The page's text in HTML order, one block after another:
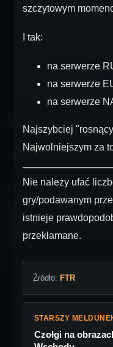
szczytowym
I tak:
na serwerze
na serwerze
na serwerze
Najszybciej
Najwolniejszym za
Nie należy ufać
gry/podawanym
istnieje
przekłamane.
Źródło: FTR
STARSZY
Czołgi na